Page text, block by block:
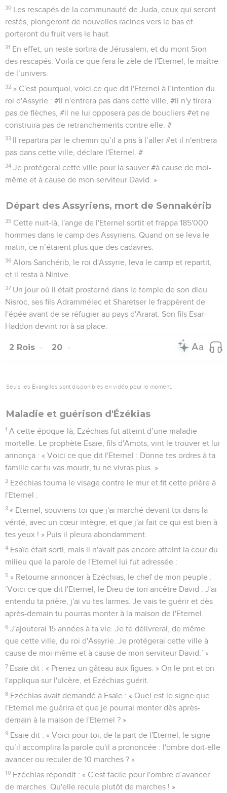
30 Les rescapés de la communauté de Juda, ceux qui seront
restés, plongeront de nouvelles racines vers le bas et
porteront du fruit vers le haut.
31 En effet, un reste sortira de Jérusalem, et du mont Sion
des rescapés. Voilà ce que fera le zèle de l'Eternel, le maître
de l’univers.
32 » C'est pourquoi, voici ce que dit l'Eternel à l’intention du
roi d'Assyrie : #Il n'entrera pas dans cette ville, #il n'y tirera
pas de flèches, #il ne lui opposera pas de boucliers #et ne
construira pas de retranchements contre elle. #
33 Il repartira par le chemin qu’il a pris à l’aller #et il n'entrera
pas dans cette ville, déclare l'Eternel. #
34 Je protégerai cette ville pour la sauver #à cause de moi-
même et à cause de mon serviteur David. »
Départ des Assyriens, mort de Sennakérib
35 Cette nuit-là, l'ange de l'Eternel sortit et frappa 185'000
hommes dans le camp des Assyriens. Quand on se leva le
matin, ce n’étaient plus que des cadavres.
36 Alors Sanchérib, le roi d'Assyrie, leva le camp et repartit,
et il resta à Ninive.
37 Un jour où il était prosterné dans le temple de son dieu
Nisroc, ses fils Adrammélec et Sharetser le frappèrent de
l'épée avant de se réfugier au pays d'Ararat. Son fils Esar-
Haddon devint roi à sa place.
2 Rois 20
Seuls les Évangiles sont disponibles en vidéo pour le moment.
Maladie et guérison d'Ézékias
1 A cette époque-là, Ezéchias fut atteint d’une maladie
mortelle. Le prophète Esaïe, fils d'Amots, vint le trouver et lui
annonça : « Voici ce que dit l'Eternel : Donne tes ordres à ta
famille car tu vas mourir, tu ne vivras plus. »
2 Ezéchias tourna le visage contre le mur et fit cette prière à
l'Eternel :
3 « Eternel, souviens-toi que j'ai marché devant toi dans la
vérité, avec un cœur intègre, et que j'ai fait ce qui est bien à
tes yeux ! » Puis il pleura abondamment.
4 Esaïe était sorti, mais il n'avait pas encore atteint la cour du
milieu que la parole de l'Eternel lui fut adressée :
5 « Retourne annoncer à Ezéchias, le chef de mon peuple :
‘Voici ce que dit l'Eternel, le Dieu de ton ancêtre David : J'ai
entendu ta prière, j'ai vu tes larmes. Je vais te guérir et dès
après-demain tu pourras monter à la maison de l'Eternel.
6 J'ajouterai 15 années à ta vie. Je te délivrerai, de même
que cette ville, du roi d'Assyrie. Je protégerai cette ville à
cause de moi-même et à cause de mon serviteur David.’ »
7 Esaïe dit : « Prenez un gâteau aux figues. » On le prit et on
l'appliqua sur l'ulcère, et Ezéchias guérit.
8 Ezéchias avait demandé à Esaïe : « Quel est le signe que
l'Eternel me guérira et que je pourrai monter dès après-
demain à la maison de l'Eternel ? »
9 Esaïe dit : « Voici pour toi, de la part de l'Eternel, le signe
qu’il accomplira la parole qu'il a prononcée : l'ombre doit-elle
avancer ou reculer de 10 marches ? »
10 Ezéchias répondit : « C'est facile pour l'ombre d’avancer
de marches. Qu'elle recule plutôt de marches ! »